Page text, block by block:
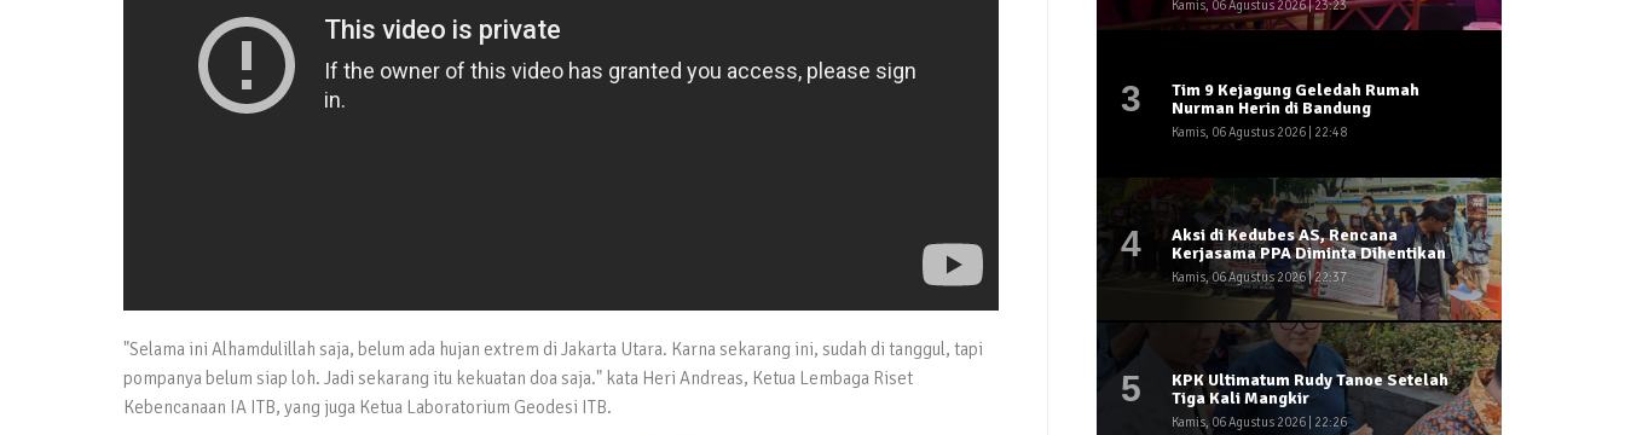
"Selama ini Alhamdulillah saja, belum ada hujan extrem di Jakarta Utara. Karna sekarang ini, sudah di tanggul, tapi
pompanya belum siap loh. Jadi sekarang itu kekuatan doa saja." kata Heri Andreas, Ketua Lembaga Riset
Kebencanaan IA ITB, yang juga Ketua Laboratorium Geodesi ITB.
Kamis, 06 Agustus 2026 | 23:23
3
Tim 9 Kejagung Geledah Rumah
Nurman Herin di Bandung
Kamis, 06 Agustus 2026 | 22:48
4
Aksi di Kedubes AS, Rencana
Kerjasama PPA Diminta Dihentikan
Kamis, 06 Agustus 2026 | 22:37
5
KPK Ultimatum Rudy Tanoe Setelah
Tiga Kali Mangkir
Kamis, 06 Agustus 2026 | 22:26